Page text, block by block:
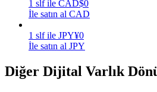
Staking
1 slf ile CAD$0
İle satın al CAD
1 slf ile JPY¥0
İle satın al JPY
Diğer Dijital Varlık